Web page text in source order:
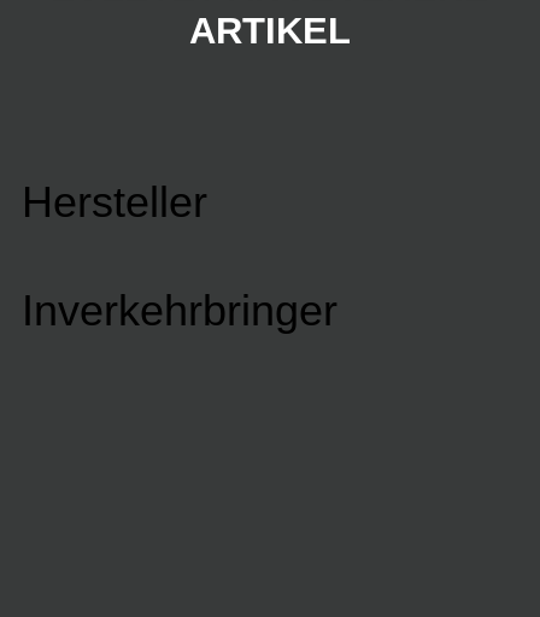
ARTIKEL
Hersteller
Inverkehrbringer